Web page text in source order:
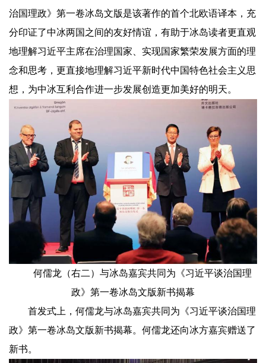
治国理政》第一卷冰岛文版是该著作的首个北欧语译本，充
分印证了中冰两国之间的友好情谊，有助于冰岛读者更直观
地理解习近平主席在治理国家、实现国家繁荣发展方面的理
念和思考，更直接地理解习近平新时代中国特色社会主义思
想，为中冰互利合作进一步发展创造更加美好的明天。
何儒龙（右二）与冰岛嘉宾共同为《习近平谈治国理
政》第一卷冰岛文版新书揭幕
首发式上，何儒龙与冰岛嘉宾共同为《习近平谈治国理
政》第一卷冰岛文版新书揭幕。何儒龙还向冰方嘉宾赠送了
新书。